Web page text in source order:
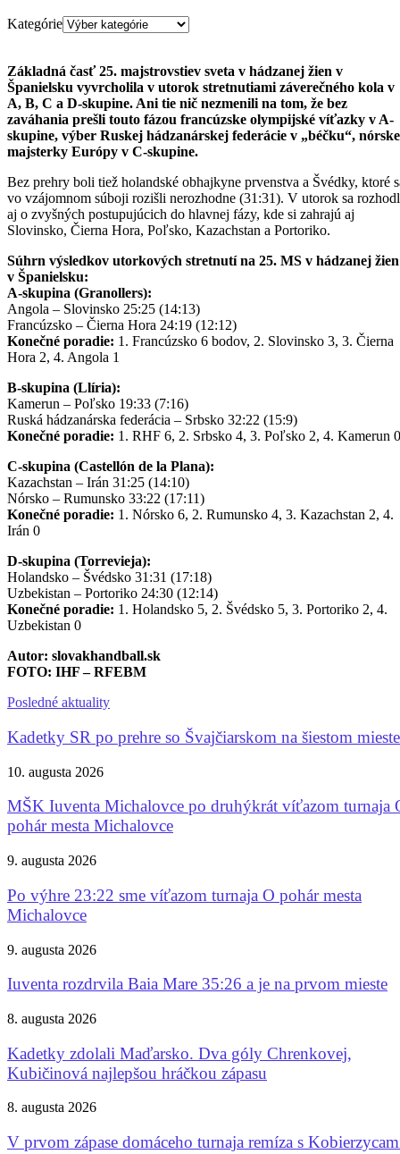
Kategórie
Základná časť 25. majstrovstiev sveta v hádzanej žien v
Španielsku vyvrcholila v utorok stretnutiami záverečného kola v
A, B, C a D-skupine. Ani tie nič nezmenili na tom, že bez
zaváhania prešli touto fázou francúzske olympijské víťazky v A-
skupine, výber Ruskej hádzanárskej federácie v „béčku“, nórske
majsterky Európy v C-skupine.
Bez prehry boli tiež holandské obhajkyne prvenstva a Švédky, ktoré
vo vzájomnom súboji rozišli nerozhodne (31:31). V utorok sa
aj o zvyšných postupujúcich do hlavnej fázy, kde si zahrajú aj
Slovinsko, Čierna Hora, Poľsko, Kazachstan a Portoriko.
Súhrn výsledkov utorkových stretnutí na 25. MS v hádzanej žien
v Španielsku:
A-skupina (Granollers):
Angola – Slovinsko 25:25 (14:13)
Francúzsko – Čierna Hora 24:19 (12:12)
Konečné poradie: 1. Francúzsko 6 bodov, 2. Slovinsko 3, 3. Čierna
Hora 2, 4. Angola 1
B-skupina (Llíria):
Kamerun – Poľsko 19:33 (7:16)
Ruská hádzanárska federácia – Srbsko 32:22 (15:9)
Konečné poradie: 1. RHF 6, 2. Srbsko 4, 3. Poľsko 2, 4. Kamerun 0
C-skupina (Castellón de la Plana):
Kazachstan – Irán 31:25 (14:10)
Nórsko – Rumunsko 33:22 (17:11)
Konečné poradie: 1. Nórsko 6, 2. Rumunsko 4, 3. Kazachstan 2, 4.
Irán 0
D-skupina (Torrevieja):
Holandsko – Švédsko 31:31 (17:18)
Uzbekistan – Portoriko 24:30 (12:14)
Konečné poradie: 1. Holandsko 5, 2. Švédsko 5, 3. Portoriko 2, 4.
Uzbekistan 0
Autor: slovakhandball.sk
FOTO: IHF – RFEBM
Posledné aktuality
Kadetky SR po prehre so Švajčiarskom na šiestom mieste
10. augusta 2026
MŠK Iuventa Michalovce po druhýkrát víťazom turnaja
pohár mesta Michalovce
9. augusta 2026
Po výhre 23:22 sme víťazom turnaja O pohár mesta
Michalovce
9. augusta 2026
Iuventa rozdrvila Baia Mare 35:26 a je na prvom mieste
8. augusta 2026
Kadetky zdolali Maďarsko. Dva góly Chrenkovej,
Kubičinová najlepšou hráčkou zápasu
8. augusta 2026
V prvom zápase domáceho turnaja remíza s